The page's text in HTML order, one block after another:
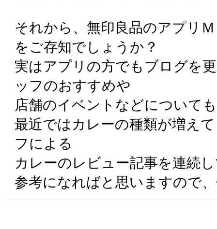
それから、無印良品のアプリ
をご存知でしょうか？
実はアプリの方でもブログを
ッフのおすすめや
店舗のイベントなどについて
最近ではカレーの種類が増え
フによる
カレーのレビュー記事を連続
参考になればと思いますので